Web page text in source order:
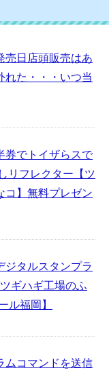
売日店頭販売はあ
れた・・・いつ当
券でトイザらスで
リフレクター【ツ
コ】無料プレゼン
ジタルスタンプラ
ギハギ工場のふ
ル福岡】
ムコマンドを送信